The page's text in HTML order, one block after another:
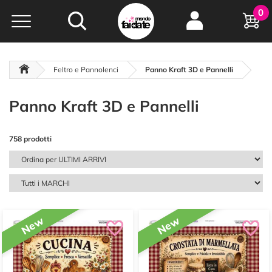
Hobby e
creatività...
oltre 15 anni online
0
Feltro e Pannolenci Panno Kraft 3D e Pannelli
Panno Kraft 3D e Pannelli
758 prodotti
New New